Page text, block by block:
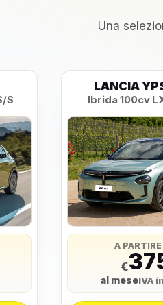
Una
S
LANCIA
Ibrida 100cv
A PARTIRE
€
al meseIVA